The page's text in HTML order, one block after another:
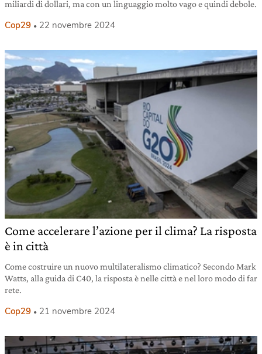
miliardi di dollari, ma con un linguaggio molto vago e quindi debole.
Cop29 22 novembre 2024
Come accelerare l’azione per il clima? La risposta
è in città
Come costruire un nuovo multilateralismo climatico? Secondo Mark
Watts, alla guida di C40, la risposta è nelle città e nel loro modo di far
rete.
Cop29 21 novembre 2024